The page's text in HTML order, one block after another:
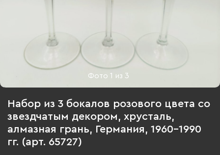
Фото1 из 3
Набор из 3 бокалов розового цвета со
звездчатым декором, хрусталь,
алмазная грань, Германия, 1960-1990
гг. (арт. 65727)